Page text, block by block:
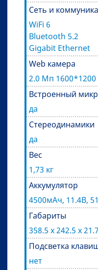
Сеть и
WiFi 6
Bluetooth 5.2
Gigabit Ethernet
Web камера
2.0 Мп
Встроенный
да
Стереодинамики
да
Вес
1,73 кг
Аккумулятор
4500мАч, 11.4В,
Габариты
358.5 х 242.5 х
Подсветка
нет